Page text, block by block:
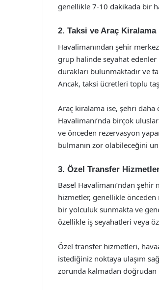
genellikle 7-10 dakikada bir
2. Taksi ve Araç Kiralama
Havalimanından şehir
grup halinde seyahat
durakları bulunmaktadır ve
Ancak, taksi ücretleri toplu
Araç kiralama ise, şehri
Havalimanı’nda birçok
ve önceden rezervasyon
bulmanın zor olabileceğini
3. Özel Transfer
Basel Havalimanı’ndan
hizmetler, genellikle
bir yolculuk sunmakta ve
özellikle iş seyahatleri veya
Özel transfer hizmetleri,
istediğiniz noktaya ulaşım
zorunda kalmadan